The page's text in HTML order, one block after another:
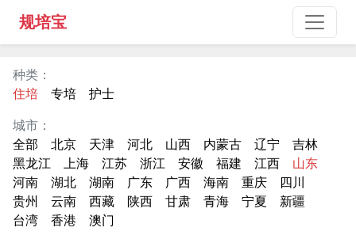
规培宝
种类：
住培
专培
护士
城市：
全部
北京 天津 河北 山西 内蒙古 辽宁
吉林
黑龙江
上海 江苏 浙江 安徽 福建 江西
山东
河南
湖北 湖南 广东 广西 海南 重庆
四川
贵州
云南 西藏 陕西 甘肃 青海 宁夏
新疆
台湾
香港
澳门